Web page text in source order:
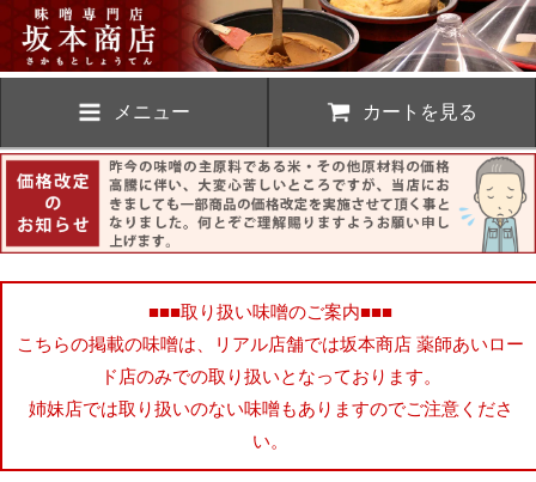
メニュー カートを見る
■■■取り扱い味噌のご案内■■■
こちらの掲載の味噌は、リアル店舗では坂本商店 薬師あいロー
ド店のみでの取り扱いとなっております。
姉妹店では取り扱いのない味噌もありますのでご注意くださ
い。